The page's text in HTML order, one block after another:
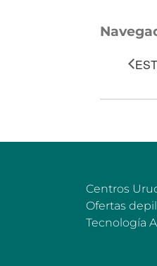
Centros
Ofertas
Tecnología